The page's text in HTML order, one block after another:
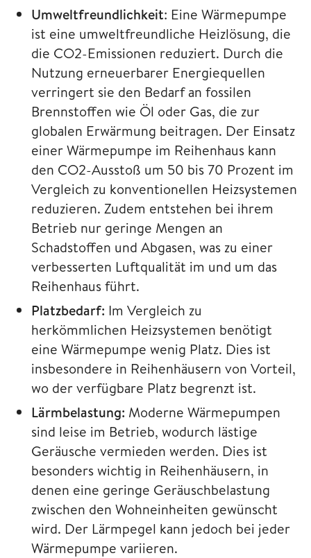
Umweltfreundlichkeit: Eine Wärmepumpe
ist eine umweltfreundliche Heizlösung, die
die CO2-Emissionen reduziert. Durch die
Nutzung erneuerbarer Energiequellen
verringert sie den Bedarf an fossilen
Brennstoffen wie Öl oder Gas, die zur
globalen Erwärmung beitragen. Der Einsatz
einer Wärmepumpe im Reihenhaus kann
den CO2-Ausstoß um 50 bis 70 Prozent im
Vergleich zu konventionellen Heizsystemen
reduzieren. Zudem entstehen bei ihrem
Betrieb nur geringe Mengen an
Schadstoffen und Abgasen, was zu einer
verbesserten Luftqualität im und um das
Reihenhaus führt.
Platzbedarf: Im Vergleich zu
herkömmlichen Heizsystemen benötigt
eine Wärmepumpe wenig Platz. Dies ist
insbesondere in Reihenhäusern von Vorteil,
wo der verfügbare Platz begrenzt ist.
Lärmbelastung: Moderne Wärmepumpen
sind leise im Betrieb, wodurch lästige
Geräusche vermieden werden. Dies ist
besonders wichtig in Reihenhäusern, in
denen eine geringe Geräuschbelastung
zwischen den Wohneinheiten gewünscht
wird. Der Lärmpegel kann jedoch bei jeder
Wärmepumpe variieren.